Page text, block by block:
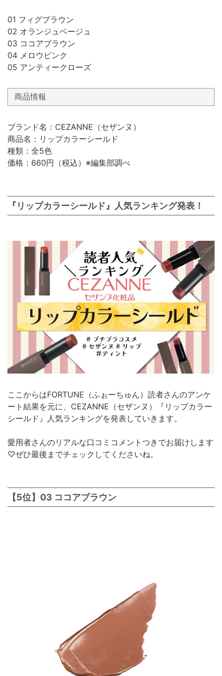
01 フィグブラウン
02 オランジュベージュ
03 ココアブラウン
04 メロウピンク
05 アンティークローズ
商品情報
ブランド名：CEZANNE（セザンヌ）
商品名：リップカラーシールド
種類：全5色
価格：660円（税込）※編集部調べ
『リップカラーシールド』人気ランキング発表！
ここからはFORTUNE（ふぉーちゅん）読者さんのアンケ
ート結果を元に、CEZANNE（セザンヌ）『リップカラー
シールド』人気ランキングを発表していきます。
愛用者さんのリアルな口コミコメントつきでお届けします
♡ぜひ最後までチェックしてくださいね。
【5位】03 ココアブラウン